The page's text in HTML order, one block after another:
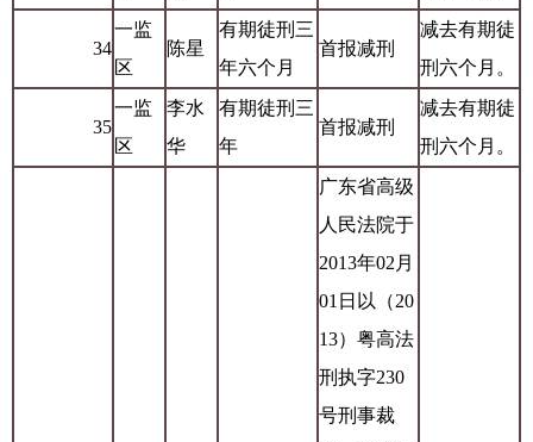
34
一监
区
陈星
有期徒刑三
年六个月
首报减刑
减去有期徒
刑六个月。
35
一监
区
李水
华
有期徒刑三
年
首报减刑
减去有期徒
刑六个月。
广东省高级
人民法院于
2013年02月
01日以（20
13）粤高法
刑执字230
号刑事裁